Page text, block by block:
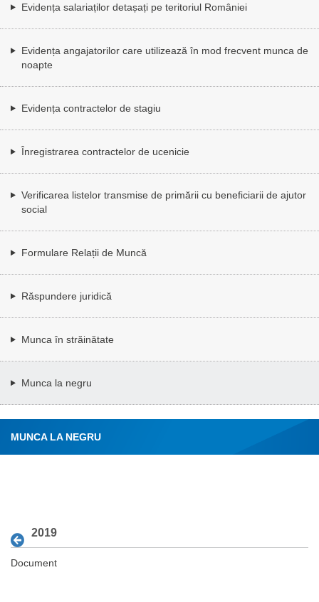
Evidența salariaților detașați pe teritoriul României
Evidența angajatorilor care utilizează în mod frecvent munca de
noapte
Evidența contractelor de stagiu
Înregistrarea contractelor de ucenicie
Verificarea listelor transmise de primării cu beneficiarii de ajutor
social
Formulare Relații de Muncă
Răspundere juridică
Munca în străinătate
Munca la negru
MUNCA LA NEGRU
2019
Document